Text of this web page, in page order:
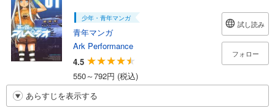
少年・青年マンガ
青年マンガ
Ark Performance
4.5
550～792円 (税込)
試し読み
フォロー
あらすじを表示する